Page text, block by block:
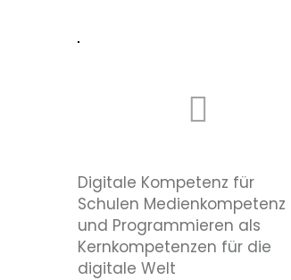
Digitale Kompetenz für
Schulen Medienkompetenz
und Programmieren als
Kernkompetenzen für die
digitale Welt